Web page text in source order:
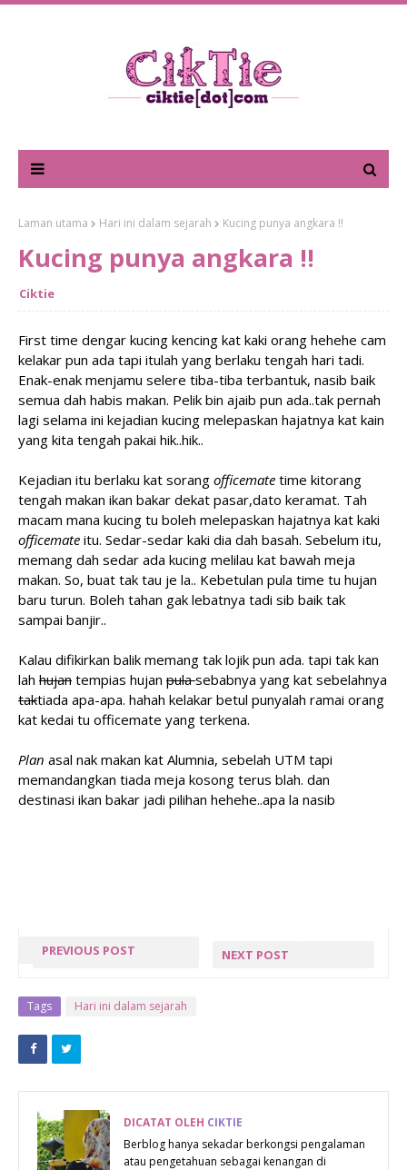
Laman utama Hari ini dalam sejarah Kucing punya angkara !!
Kucing punya angkara !!
Ciktie
First time dengar kucing kencing kat kaki orang hehehe cam
kelakar pun ada tapi itulah yang berlaku tengah hari tadi.
Enak-enak menjamu selere tiba-tiba terbantuk, nasib baik
semua dah habis makan. Pelik bin ajaib pun ada..tak pernah
lagi selama ini kejadian kucing melepaskan hajatnya kat kain
yang kita tengah pakai hik..hik..
Kejadian itu berlaku kat sorang officemate time kitorang
tengah makan ikan bakar dekat pasar,dato keramat. Tah
macam mana kucing tu boleh melepaskan hajatnya kat kaki
officemate itu. Sedar-sedar kaki dia dah basah. Sebelum itu,
memang dah sedar ada kucing melilau kat bawah meja
makan. So, buat tak tau je la.. Kebetulan pula time tu hujan
baru turun. Boleh tahan gak lebatnya tadi sib baik tak
sampai banjir..
Kalau difikirkan balik memang tak lojik pun ada. tapi tak kan
lah hujan tempias hujan pulasebabnya yang kat sebelahnya
taktiada apa-apa. hahah kelakar betul punyalah ramai orang
kat kedai tu officemate yang terkena.
Plan asal nak makan kat Alumnia, sebelah UTM tapi
memandangkan tiada meja kosong terus blah. dan
destinasi ikan bakar jadi pilihan hehehe..apa la nasib
PREVIOUS POST
SULUNG IRMA
- REDZA SYAH
IRFHAN
NEXT POST
MAKAN !
Tags Hari ini dalam sejarah
DICATAT OLEH CIKTIE
Berblog hanya sekadar berkongsi pengalaman
atau pengetahuan sebagai kenangan di